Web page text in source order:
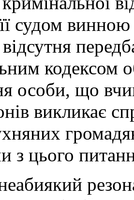
судом
кодексом
особи, що
викликає
з цього